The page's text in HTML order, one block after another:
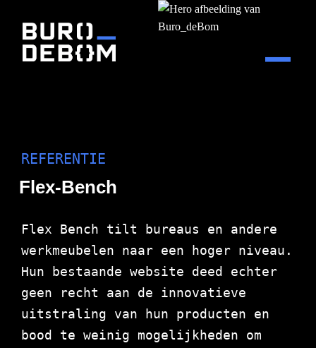
REFERENTIE
Flex-Bench
Flex Bench tilt bureaus en andere
werkmeubelen naar een hoger niveau.
Hun bestaande website deed echter
geen recht aan de innovatieve
uitstraling van hun producten en
bood te weinig mogelijkheden om